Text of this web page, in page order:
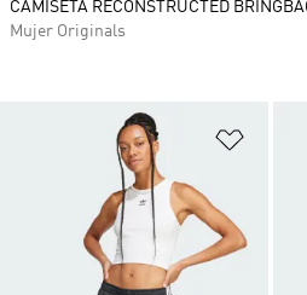
CAMISETA RECONSTRUCTED
Mujer Originals